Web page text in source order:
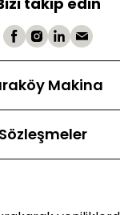
Makina
Sözleşmeler